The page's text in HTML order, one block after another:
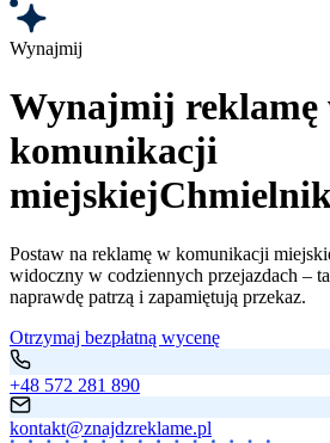
Wynajmij
Wynajmij reklamę
komunikacji
miejskiej
Postaw na reklamę w komunikacji
widoczny w codziennych przejazdach –
naprawdę patrzą i zapamiętują przekaz.
Otrzymaj bezpłatną wycenę
+48 572 281 890
kontakt@znajdzreklame.pl